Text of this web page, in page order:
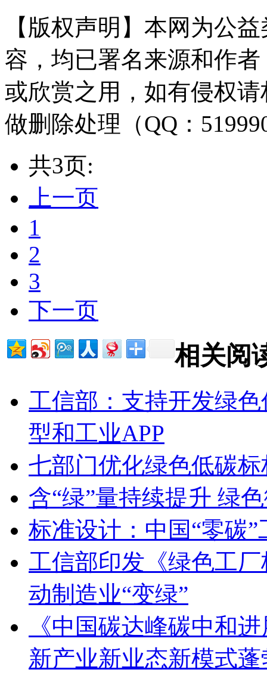
【版权声明】本网为公
容，均已署名来源和作
或欣赏之用，如有侵权
做删除处理（QQ：
共3页:
上一页
1
2
3
下一页
相关阅
工信部：支持开发绿
型和工业APP
七部门优化绿色低碳
含“绿”量持续提升 绿
标准设计：中国“零碳
工信部印发《绿色工
动制造业“变绿”
《中国碳达峰碳中和
新产业新业态新模式